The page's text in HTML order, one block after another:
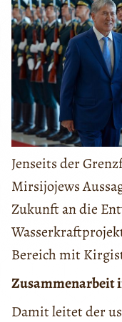
Jenseits der
Mirsijojews
Zukunft an die
Bereich mit
Zusammenarbeit
Damit leitet der